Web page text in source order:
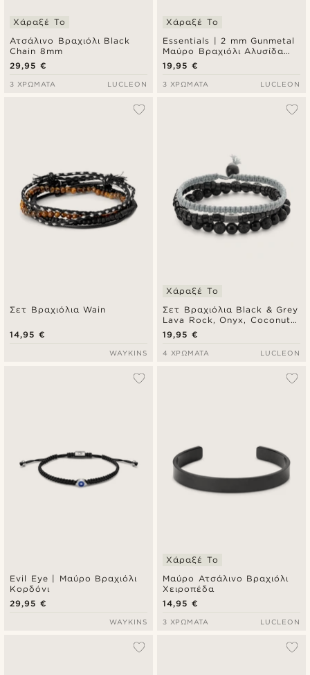
Ατσάλινο Βραχιόλι Black
Chain 8mm
Χάραξέ Το
29,95 €
3 ΧΡΏΜΑΤΑ LUCLEON
Essentials | 2 mm Gunmetal
Μαύρο Βραχιόλι Αλυσίδα
Χεριού Snake Chain
Χάραξέ Το
19,95 €
3 ΧΡΏΜΑΤΑ LUCLEON
Σετ Βραχιόλια Wain
14,95 €
WAYKINS
Σετ Βραχιόλια Black & Grey
Lava Rock, Onyx, Coconut &
Surgical Steel
Χάραξέ Το
19,95 €
4 ΧΡΏΜΑΤΑ LUCLEON
Evil Eye | Μαύρο Βραχιόλι
Κορδόνι
29,95 €
WAYKINS
Μαύρο Ατσάλινο Βραχιόλι
Χειροπέδα
Χάραξέ Το
14,95 €
3 ΧΡΏΜΑΤΑ LUCLEON